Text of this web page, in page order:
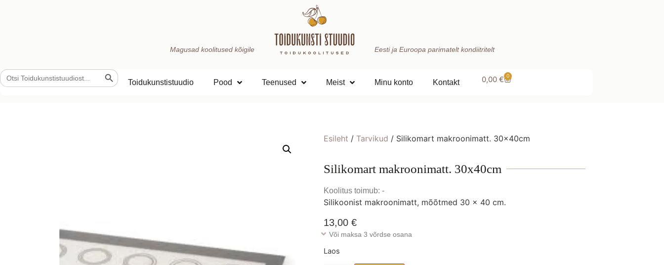
Magusad koolitused kõigile Eesti ja Euroopa parimatelt kondiitritelt
Search
for:
Search Button
Toidukunstistuudio Pood Teenused Meist Minu konto Kontakt 0,00 € 0
Esileht / Tarvikud / Silikomart makroonimatt. 30x40cm
Silikomart makroonimatt. 30x40cm
Koolitus toimub: -
Silikoonist makroonimatt, mõõtmed 30 x 40 cm.
13,00 €
Või maksa 3 võrdse osana
Laos